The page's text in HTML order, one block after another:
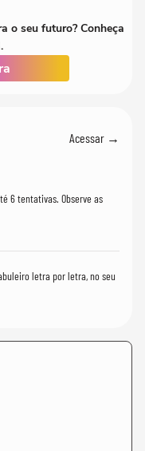
o seu futuro? Conheça
Acessar →
6 tentativas. Observe as
letra por letra, no seu